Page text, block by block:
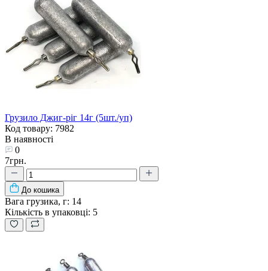
Грузило Джиг-ріг 14г (5шт./уп)
Код товару: 7982
В наявності
0
7грн.
До кошика
Вага грузика, г: 14
Кількість в упаковці: 5